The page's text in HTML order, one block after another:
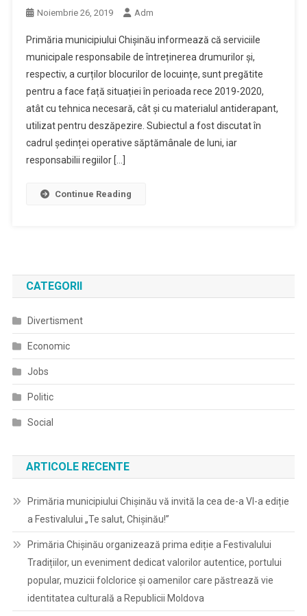
Noiembrie 26, 2019 Adm
Primăria municipiului Chișinău informează că serviciile
municipale responsabile de întreținerea drumurilor și,
respectiv, a curților blocurilor de locuințe, sunt pregătite
pentru a face față situației în perioada rece 2019-2020,
atât cu tehnica necesară, cât și cu materialul antiderapant,
utilizat pentru deszăpezire. Subiectul a fost discutat în
cadrul ședinței operative săptămânale de luni, iar
responsabilii regiilor […]
Continue Reading
CATEGORII
Divertisment
Economic
Jobs
Politic
Social
ARTICOLE RECENTE
Primăria municipiului Chișinău vă invită la cea de-a VI-a ediție
a Festivalului „Te salut, Chișinău!”
Primăria Chișinău organizează prima ediție a Festivalului
Tradițiilor, un eveniment dedicat valorilor autentice, portului
popular, muzicii folclorice și oamenilor care păstrează vie
identitatea culturală a Republicii Moldova